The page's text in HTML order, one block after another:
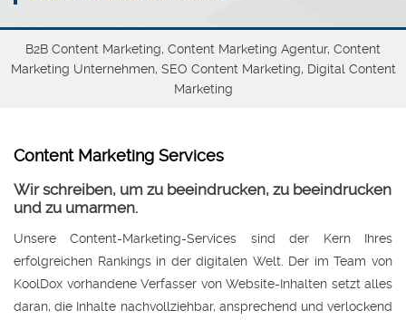
B2B Content Marketing, Content Marketing Agentur, Content
Marketing Unternehmen, SEO Content Marketing, Digital Content
Marketing
Content Marketing Services
Wir schreiben, um zu beeindrucken, zu beeindrucken
und zu umarmen.
Unsere Content-Marketing-Services sind der Kern Ihres
erfolgreichen Rankings in der digitalen Welt. Der im Team von
KoolDox vorhandene Verfasser von Website-Inhalten setzt alles
daran, die Inhalte nachvollziehbar, ansprechend und verlockend